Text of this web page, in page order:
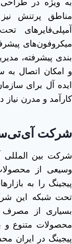
به ‌ویژه در
آمپلی‌فایرهای
میکروفون‌های
‌بندی پیشرفته،
ایده ‌آل برای
کارآمد و مدرن نیاز
شرکت
شرکت بین
وسیعی از
پیجینگ را به
تحت شبکه این
بسیاری از مصرف
محصولات متنوع و
پیجینگ در ایران